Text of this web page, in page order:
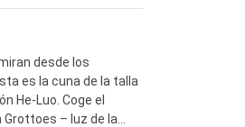
desde los
es la cuna de la talla
He‐Luo. Coge el
– luz de la